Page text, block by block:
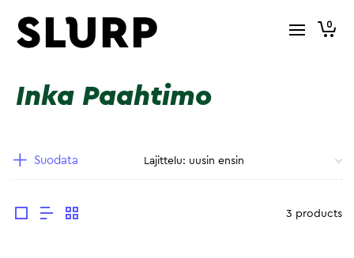
0
Inka Paahtimo
Suodata
3 products